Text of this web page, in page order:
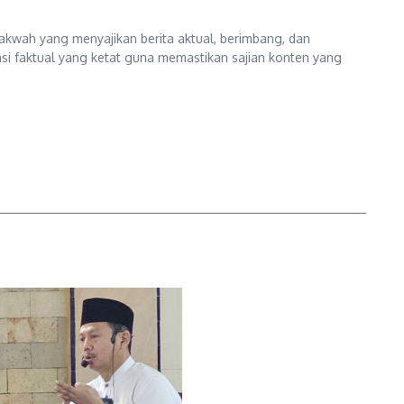
yang menyajikan berita aktual, berimbang, dan
yang ketat guna memastikan sajian konten yang